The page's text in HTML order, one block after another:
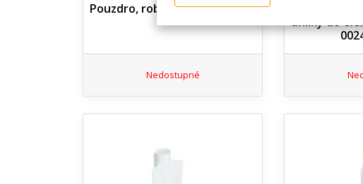
Pouzdro, robot Eta 0024 08020
Nedostupné
uhlíky do